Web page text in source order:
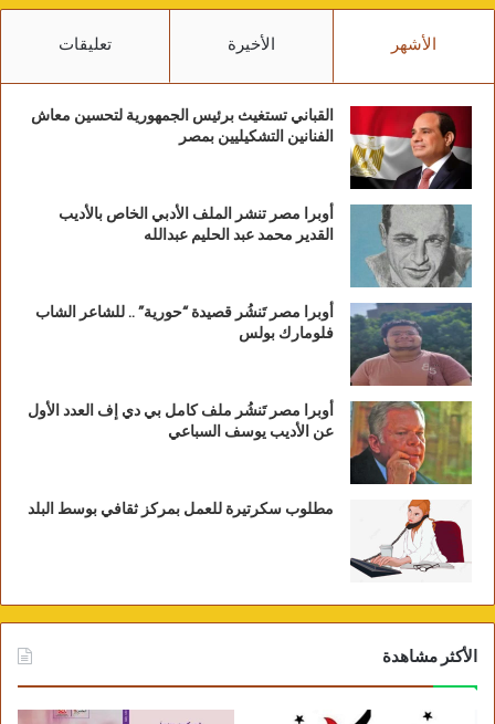
الأشهر الأخيرة تعليقات
القباني تستغيث برئيس الجمهورية لتحسين معاش
الفنانين التشكيليين بمصر
أوبرا مصر تنشر الملف الأدبي الخاص بالأديب
القدير محمد عبد الحليم عبدالله
أوبرا مصر تَنشُر قصيدة “حورية” .. للشاعر الشاب
فلومارك بولس
أوبرا مصر تَنشُر ملف كامل بي دي إف العدد الأول
عن الأديب يوسف السباعي
مطلوب سكرتيرة للعمل بمركز ثقافي بوسط البلد
الأكثر مشاهدة